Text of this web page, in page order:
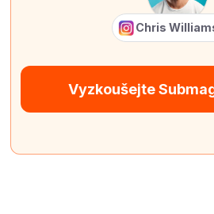
Chris
Vyzkoušejte